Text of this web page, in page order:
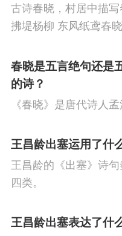
寓理 风 战争
师 荷花
古诗春晓，村居中描
拂堤杨柳 东风纸鸢春
少。译文春日里贪睡
眠的是那啁啾的小鸟。
春晓是五言绝句还是
的诗？
《春晓》是唐代诗人
王昌龄出塞运用了什
王昌龄的《出塞》诗
四类。
王昌龄出塞表达了什